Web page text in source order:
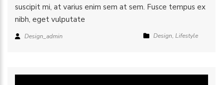
suscipit mi, at varius enim sem at sem. Fusce tempus ex
nibh, eget vulputate
Design_admin Design, Lifestyle